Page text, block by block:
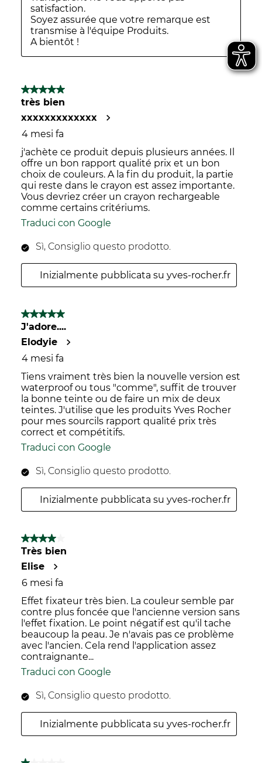
satisfaction.
Soyez assurée que votre remarque est
transmise à l'équipe Produits.
A bientôt !
5 su 5 stelle.
très bien
xxxxxxxxxxxxx
4 mesi fa
j'achète ce produit depuis plusieurs années. Il
offre un bon rapport qualité prix et un bon
choix de couleurs. A la fin du produit, la partie
qui reste dans le crayon est assez importante.
Vous devriez créer un crayon rechargeable
comme certains critériums.
Traduci con Google
Sì, Consiglio questo prodotto.
Inizialmente pubblicata su yves-rocher.fr
5 su 5 stelle.
J'adore....
Elodyie
4 mesi fa
Tiens vraiment très bien la nouvelle version est
waterproof ou tous "comme", suffit de trouver
la bonne teinte ou de faire un mix de deux
teintes. J'utilise que les produits Yves Rocher
pour mes sourcils rapport qualité prix très
correct et compétitifs.
Traduci con Google
Sì, Consiglio questo prodotto.
Inizialmente pubblicata su yves-rocher.fr
4 su 5 stelle.
Très bien
Elise
6 mesi fa
Effet fixateur très bien. La couleur semble par
contre plus foncée que l'ancienne version sans
l'effet fixation. Le point négatif est qu'il tache
beaucoup la peau. Je n'avais pas ce problème
avec l'ancien. Cela rend l'application assez
contraignante...
Traduci con Google
Sì, Consiglio questo prodotto.
Inizialmente pubblicata su yves-rocher.fr